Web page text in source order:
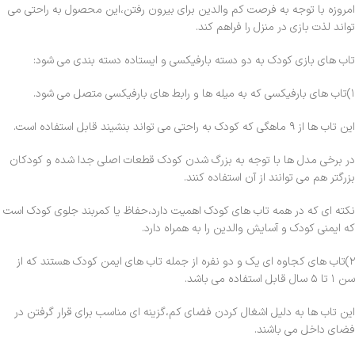
امروزه با توجه به فرصت کم والدین برای بیرون رفتن،این محصول به راحتی می
تواند لذت بازی در منزل را فراهم کند.
تاب های بازی کودک به دو دسته بارفیکسی و ایستاده دسته بندی می شود:
۱)تاب های بارفیکسی که به میله ها و رابط های بارفیکسی متصل می شود.
این تاب ها از ۹ ماهگی که کودک به راحتی می تواند بنشیند قابل استفاده است.
در برخی مدل ها با توجه به بزرگ شدن کودک قطعات اصلی جدا شده و کودکان
بزرگتر هم می توانند از آن استفاده کنند.
نکته ای که در همه تاب های کودک اهمیت دارد،حفاظ یا کمربند جلوی کودک است
که ایمنی کودک و آسایش والدین را به همراه دارد.
۲)تاب های کجاوه ای یک و دو نفره از جمله تاب های ایمن کودک هستند که از
سن ۱ تا ۵ سال قابل استفاده می باشد.
این تاب ها به دلیل اشغال کردن فضای کم،گزینه ای مناسب برای قرار گرفتن در
فضای داخل می باشند.